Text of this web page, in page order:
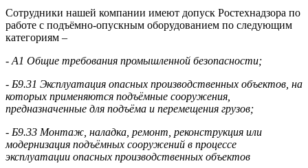
Сотрудники нашей компании имеют допуск Ростехнадзора по
работе с подъёмно-опускным оборудованием по следующим
категориям –
- А1 Общие требования промышленной безопасности;
- Б9.31 Эксплуатация опасных производственных объектов, на
которых применяются подъёмные сооружения,
предназначенные для подъёма и перемещения грузов;
- Б9.33 Монтаж, наладка, ремонт, реконструкция или
модернизация подъёмных сооружений в процессе
эксплуатации опасных производственных объектов